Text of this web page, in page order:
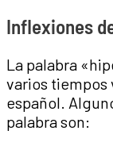
Inflexiones
La palabra
varios tiempos
español.
palabra son: